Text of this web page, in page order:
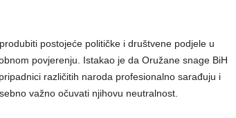
postojeće političke i društvene podjele u
povjerenju. Istakao je da Oružane snage BiH
različitih naroda profesionalno sarađuju i
važno očuvati njihovu neutralnost.